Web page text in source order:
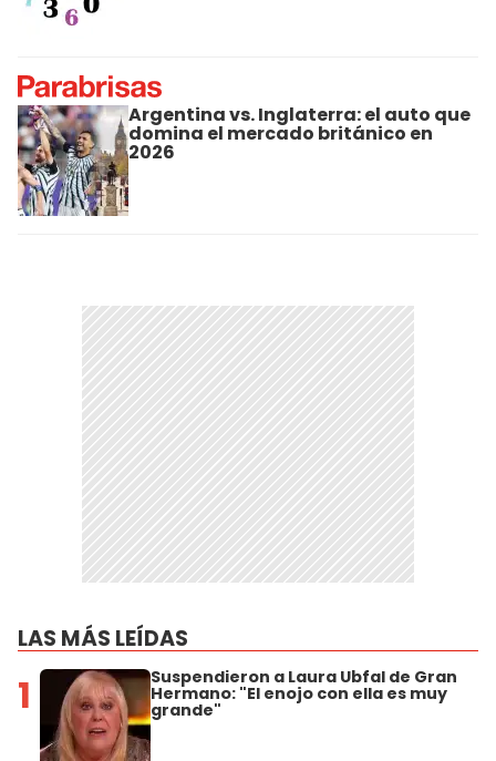
Argentina vs. Inglaterra: el auto que
domina el mercado británico en
2026
LAS MÁS LEÍDAS
1 Suspendieron a Laura Ubfal de Gran
Hermano: "El enojo con ella es muy
grande"